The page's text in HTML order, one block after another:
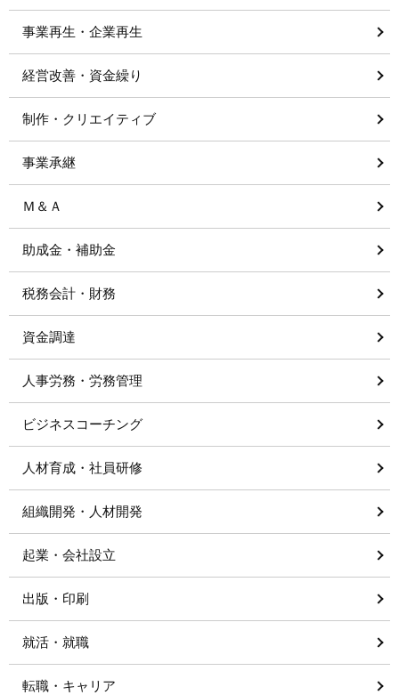
事業再生・企業再生
経営改善・資金繰り
制作・クリエイティブ
事業承継
Ｍ＆Ａ
助成金・補助金
税務会計・財務
資金調達
人事労務・労務管理
ビジネスコーチング
人材育成・社員研修
組織開発・人材開発
起業・会社設立
出版・印刷
就活・就職
転職・キャリア